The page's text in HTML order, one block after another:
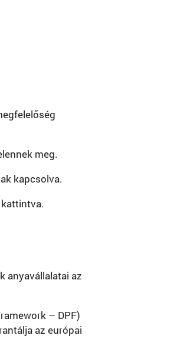
meg.
kapcsolva.
anyavállalatai az
– DPF)
az európai